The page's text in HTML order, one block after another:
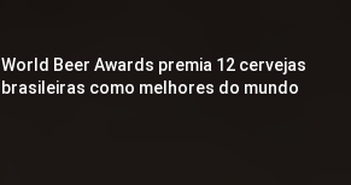
World Beer Awards premia 12 cervejas
brasileiras como melhores do mundo